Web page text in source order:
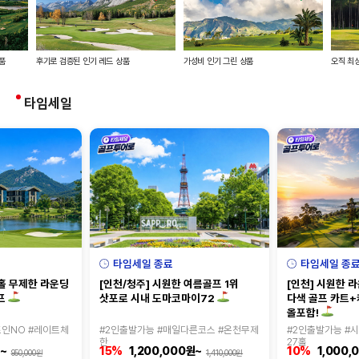
후기로 검증된 인기 레드 상품 가성비 인기 그린 상품 오직 최
타임세일
무제한 라운딩
NO #레이트체
950,000원
타임세일 종료
[인천/청주] 시원한 여름골프 1위
삿포로 시내 도마코마이72
#2인출발가능 #매일다른코스 #온천무제
한
15% 1,200,000원~ 1,410,000원
타임세일 종료
[인천] 시원한
다색 골프 카트
올포함!
#2인출발가능 #
27홀
10%